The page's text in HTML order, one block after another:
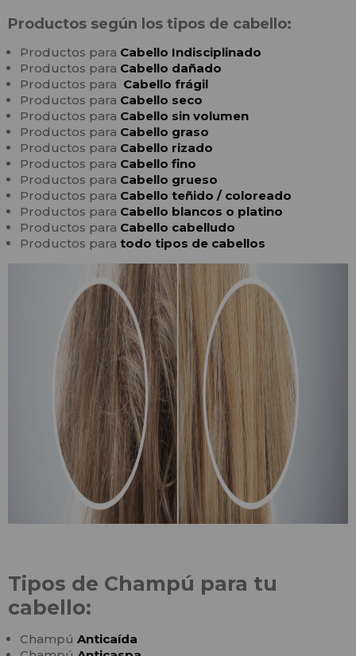
Productos según los tipos de cabello:
Productos para Cabello Indisciplinado
Productos para Cabello dañado
Productos para Cabello frágil
Productos para Cabello seco
Productos para Cabello sin volumen
Productos para Cabello graso
Productos para Cabello rizado
Productos para Cabello fino
Productos para Cabello grueso
Productos para Cabello teñido / coloreado
Productos para Cabello blancos o platino
Productos para Cabello cabelludo
Productos para todo tipos de cabellos
Tipos de Champú para tu
cabello:
Champú Anticaída